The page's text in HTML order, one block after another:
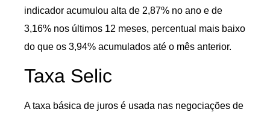
indicador acumulou alta de 2,87% no ano e de
3,16% nos últimos 12 meses, percentual mais baixo
do que os 3,94% acumulados até o mês anterior.
Taxa Selic
A taxa básica de juros é usada nas negociações de